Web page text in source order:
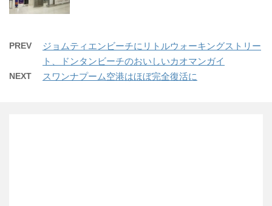
PREV
ジョムティエンビーチにリトルウォーキングストリー
ト、ドンタンビーチのおいしいカオマンガイ
NEXT スワンナプーム空港はほぼ完全復活に